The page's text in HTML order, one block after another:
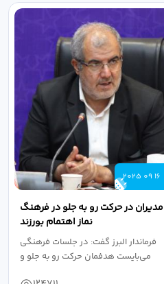
2025 09 16
مدیران در حرکت رو به جلو در فرهنگ
نماز اهتمام بورزند
فرماندار البرز گفت: در جلسات فرهنگی
می‌بایست هدفمان حرکت رو به جلو و